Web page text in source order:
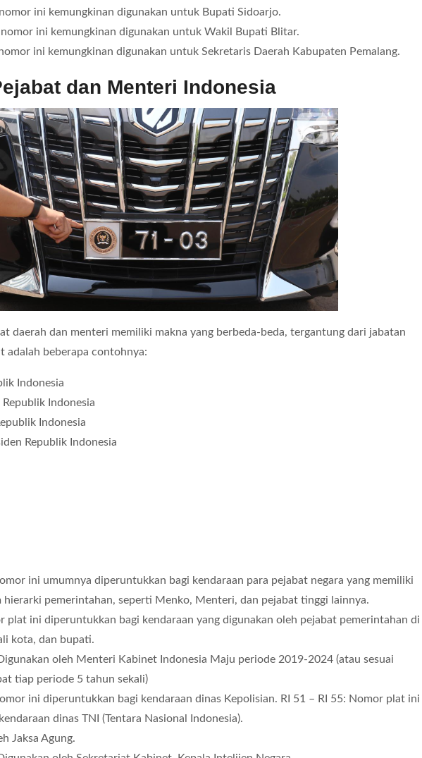
ini kemungkinan digunakan untuk Bupati Sidoarjo.
nomor ini kemungkinan digunakan untuk Wakil Bupati Blitar.
ini kemungkinan digunakan untuk Sekretaris Daerah Kabupaten Pemalang.
dan Menteri Indonesia
daerah dan menteri memiliki makna yang berbeda-beda, tergantung dari jabatan
adalah beberapa contohnya:
Indonesia
Indonesia
Indonesia
Republik Indonesia
ini umumnya diperuntukkan bagi kendaraan para pejabat negara yang memiliki
hierarki pemerintahan, seperti Menko, Menteri, dan pejabat tinggi lainnya.
plat ini diperuntukkan bagi kendaraan yang digunakan oleh pejabat pemerintahan di
kota, dan bupati.
oleh Menteri Kabinet Indonesia Maju periode 2019-2024 (atau sesuai
tiap periode 5 tahun sekali)
ini diperuntukkan bagi kendaraan dinas Kepolisian. RI 51 – RI 55: Nomor plat ini
dinas TNI (Tentara Nasional Indonesia).
Jaksa Agung.